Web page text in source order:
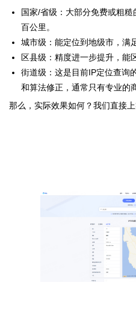
国家/省级：大部分免费或粗
百公里。
城市级：能定位到地级市，满
区县级：精度进一步提升，能
街道级：这是目前IP定位查询
和算法修正，通常只有专业的
那么，实际效果如何？我们直接上